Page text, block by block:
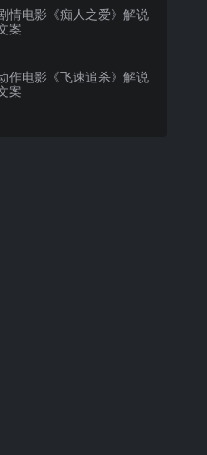
情电影《痴人之爱》解说
案
作电影《飞速追杀》解说
案